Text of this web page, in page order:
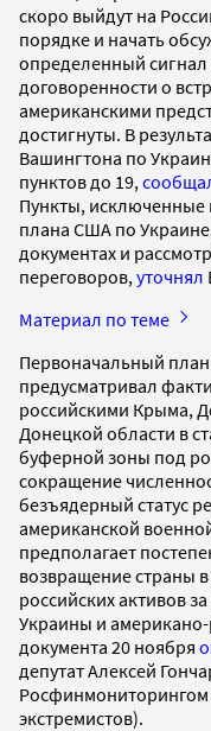
скоро выйдут на
порядке и начать
определенный сигнал
договоренности о
американскими
достигнуты. В
Вашингтона по
пунктов до 19,
Пункты, исключенные
плана США по
документах и
переговоров, уточнял
Материал по теме
Первоначальный
предусматривал
российскими Крыма,
Донецкой области в
буферной зоны под
сокращение
безъядерный статус
американской
предполагает
возвращение страны
российских активов
Украины и
документа 20 ноября
депутат Алексей
Росфинмониторингом
экстремистов).